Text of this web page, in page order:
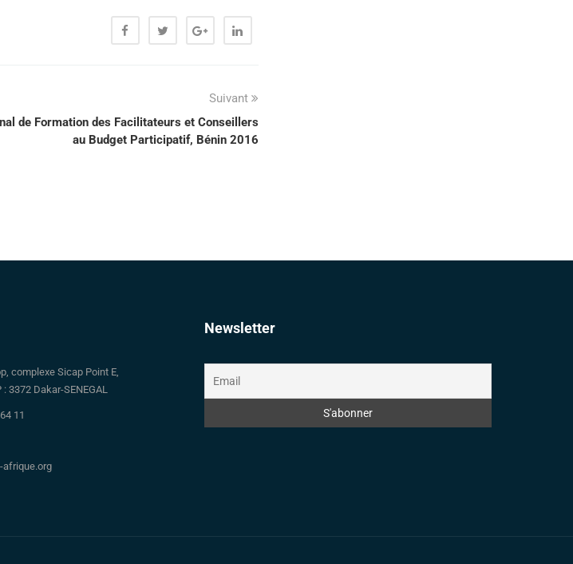
Suivant
de Formation des Facilitateurs et Conseillers
au Budget Participatif, Bénin 2016
complexe Sicap Point E,
3372 Dakar-SENEGAL
11
afrique.org
Newsletter